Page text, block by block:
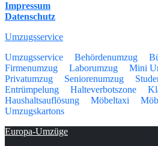
Impressum
Datenschutz
Umzugsservice
Umzugsservice
Behördenumzug
Firmenumzug
Laborumzug Mini
Privatumzug
Seniorenumzug
Entrümpelung
Halteverbotszone
Haushaltsauflösung
Möbeltaxi
Umzugskartons
Europa-Umzüge